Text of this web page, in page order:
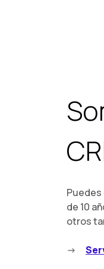
de 10
otros